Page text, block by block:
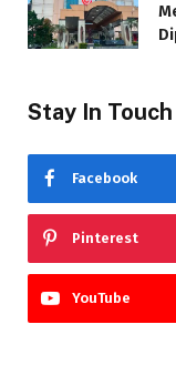
Stay In Touch
Facebook
Pinterest
YouTube